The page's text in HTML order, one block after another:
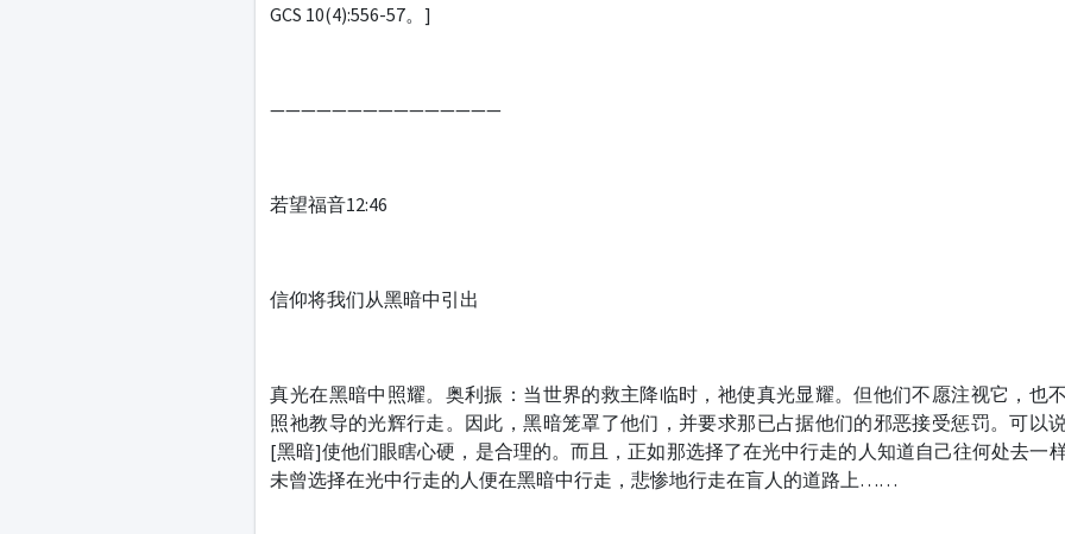
GCS 10(4):556-57。]
———————————————
若望福音12:46
信仰将我们从黑暗中引出
真光在黑暗中照耀。奥利振：当世界的救主降临时，祂使真光显耀。但他们不愿注视它，也
照祂教导的光辉行走。因此，黑暗笼罩了他们，并要求那已占据他们的邪恶接受惩罚。可以
[黑暗]使他们眼瞎心硬，是合理的。而且，正如那选择了在光中行走的人知道自己往何处去一
未曾选择在光中行走的人便在黑暗中行走，悲惨地行走在盲人的道路上……